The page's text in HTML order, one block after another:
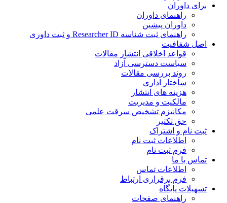
داوران
راهنمای داوران
داوران پیشین
راهنمای ثبت شناسه Researcher ID و ثبت داوری
شفافیت
قواعد اخلاقی انتشار مقالات
سیاست دسترسی آزاد
روند بررسی مقالات
ساختار اداری
هزینه های انتشار
مالکیت و مدیریت
ﻣﮑﺎﻧﯿﺰم ﺗﺸﺨﯿﺺ ﺳﺮﻗﺖ ﻋﻠﻤﯽ
حق تکثیر
نام و اشتراک
اطلاعات ثبت نام
فرم ثبت نام
با ما
اطلاعات تماس
فرم برقراری ارتباط
پایگاه
راهنمای صفحات